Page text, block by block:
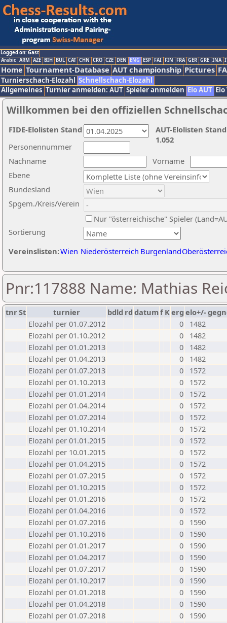
Logged on: Gast
Arabic ARM AZE BIH BUL CAT CHN CRO CZE DEN ENG ESP FAI FIN FRA GER GRE INA
Home Tournament-Database AUT championship Pictures
Turnierschach-Elozahl Schnellschach-Elozahl
Allgemeines Turnier anmelden: AUT Spieler anmelden Elo AUT
Willkommen bei den offiziellen
Nachname
Vorname
Ebene
Sortierung
Personennummer
Bundesland
Spgem./Kreis/Verein
Nur "österreichische" Spieler
Vereinslisten:Wien Niederösterreich Burgenland
AUT-Elolisten
1.052
FIDE-Elolisten Stand
Pnr:117888 Name: Mathias
tnrSt turnier bdld rd datumf Kerg elo+/-
Elozahl per 01.07.2012
0
1482
Elozahl per 01.10.2012
0
1482
Elozahl per 01.01.2013
0
1482
Elozahl per 01.04.2013
0
1482
Elozahl per 01.07.2013
0
1572
Elozahl per 01.10.2013
0
1572
Elozahl per 01.01.2014
0
1572
Elozahl per 01.04.2014
0
1572
Elozahl per 01.07.2014
0
1572
Elozahl per 01.10.2014
0
1572
Elozahl per 01.01.2015
0
1572
Elozahl per 10.01.2015
0
1572
Elozahl per 01.04.2015
0
1572
Elozahl per 01.07.2015
0
1572
Elozahl per 01.10.2015
0
1572
Elozahl per 01.01.2016
0
1572
Elozahl per 01.04.2016
0
1572
Elozahl per 01.07.2016
0
1590
Elozahl per 01.10.2016
0
1590
Elozahl per 01.01.2017
0
1590
Elozahl per 01.04.2017
0
1590
Elozahl per 01.07.2017
0
1590
Elozahl per 01.10.2017
0
1590
Elozahl per 01.01.2018
0
1590
Elozahl per 01.04.2018
0
1590
Elozahl per 01.07.2018
0
1590